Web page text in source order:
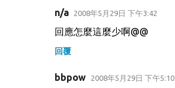
n/a 2008年5月29日 下午3:42
回應怎麼這麼少啊@@
回覆
bbpow 2008年5月29日 下午5:10